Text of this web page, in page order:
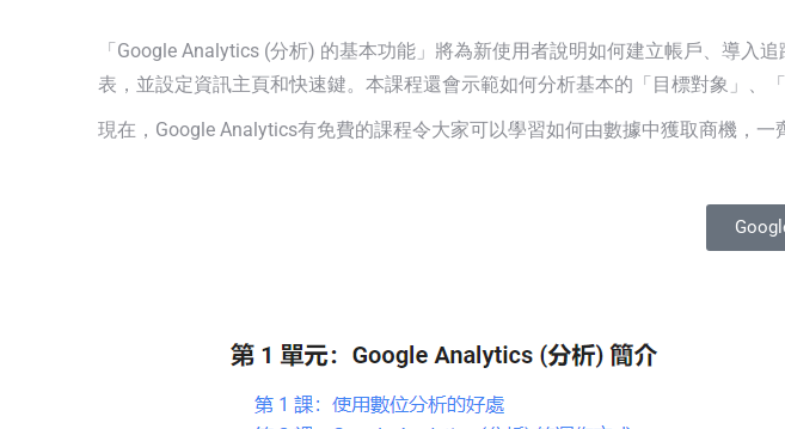
「Google Analytics (分析) 的基本功能」將為新使用者說明如何建立帳戶、導入
表，並設定資訊主頁和快速鍵。本課程還會示範如何分析基本的「目標對象」、
現在，Google Analytics有免費的課程令大家可以學習如何由數據中獲取商機，一